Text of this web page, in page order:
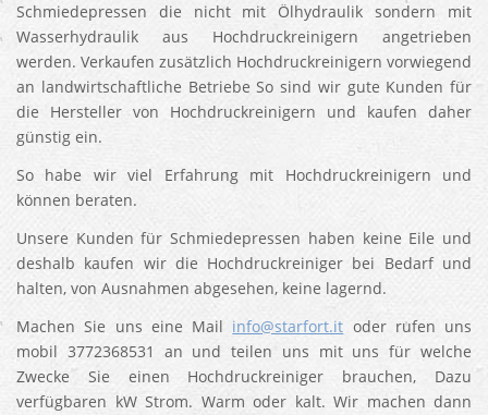
Schmiedepressen die nicht mit Ölhydraulik sondern mit
Wasserhydraulik aus Hochdruckreinigern angetrieben
werden. Verkaufen zusätzlich Hochdruckreinigern vorwiegend
an landwirtschaftliche Betriebe So sind wir gute Kunden für
die Hersteller von Hochdruckreinigern und kaufen daher
günstig ein.
So habe wir viel Erfahrung mit Hochdruckreinigern und
können beraten.
Unsere Kunden für Schmiedepressen haben keine Eile und
deshalb kaufen wir die Hochdruckreiniger bei Bedarf und
halten, von Ausnahmen abgesehen, keine lagernd.
Machen Sie uns eine Mail info@starfort.it oder rufen uns
mobil 3772368531 an und teilen uns mit uns für welche
Zwecke Sie einen Hochdruckreiniger brauchen, Dazu
verfügbaren kW Strom. Warm oder kalt. Wir machen dann